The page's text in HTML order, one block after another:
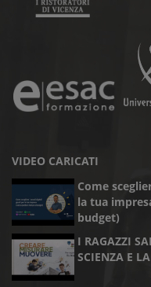
VIDEO CARICATI
Come
la tua
budget)
I RAGAZZI
SCIENZA E